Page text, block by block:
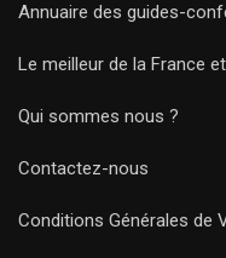
Annuaire des guides-
Le meilleur de la France
Qui sommes nous ?
Contactez-nous
Conditions Générales de